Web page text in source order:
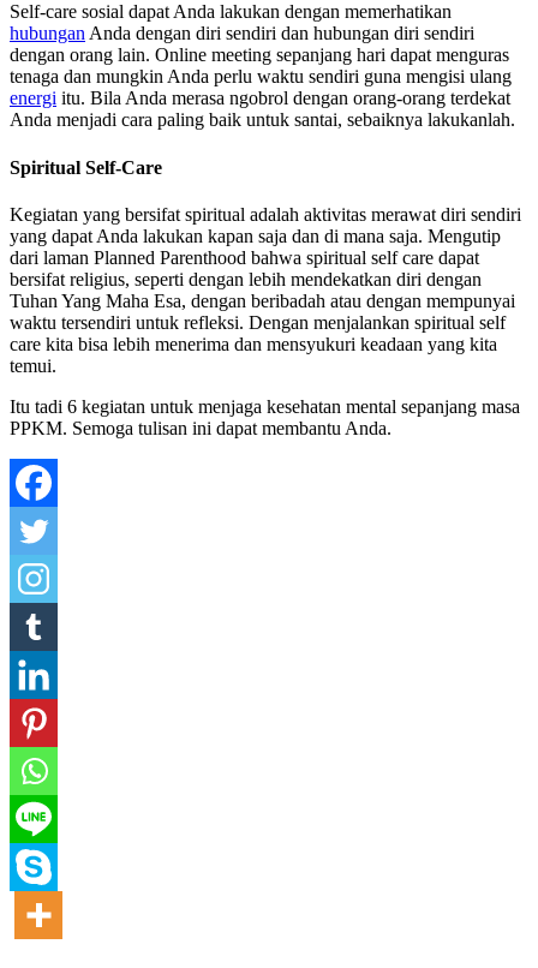
Self-care sosial dapat Anda lakukan dengan memerhatikan
hubungan Anda dengan diri sendiri dan hubungan diri sendiri
dengan orang lain. Online meeting sepanjang hari dapat menguras
tenaga dan mungkin Anda perlu waktu sendiri guna mengisi ulang
energi itu. Bila Anda merasa ngobrol dengan orang-orang terdekat
Anda menjadi cara paling baik untuk santai, sebaiknya lakukanlah.
Spiritual Self-Care
Kegiatan yang bersifat spiritual adalah aktivitas merawat diri sendiri
yang dapat Anda lakukan kapan saja dan di mana saja. Mengutip
dari laman Planned Parenthood bahwa spiritual self care dapat
bersifat religius, seperti dengan lebih mendekatkan diri dengan
Tuhan Yang Maha Esa, dengan beribadah atau dengan mempunyai
waktu tersendiri untuk refleksi. Dengan menjalankan spiritual self
care kita bisa lebih menerima dan mensyukuri keadaan yang kita
temui.
Itu tadi 6 kegiatan untuk menjaga kesehatan mental sepanjang masa
PPKM. Semoga tulisan ini dapat membantu Anda.